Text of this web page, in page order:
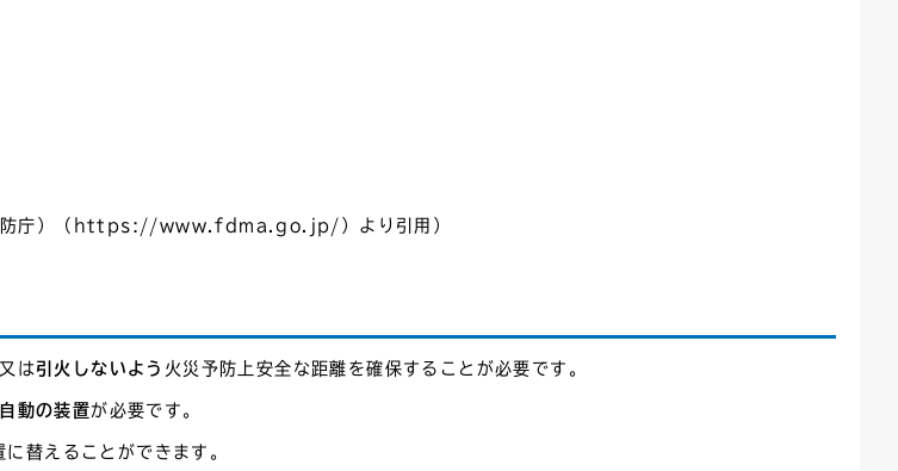
消防庁）（https://www.fdma.go.jp/）より引用）
又は 引火しないよう 火災予防上安全な距離を確保することが必要です。
自動の装置が必要です。
替えることができます。